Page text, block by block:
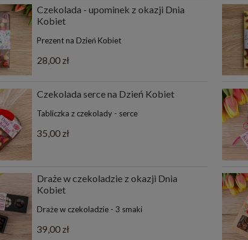
Czekolada - upominek z okazji Dnia
Kobiet
Prezent na Dzień Kobiet
28,00 zł
Czekolada serce na Dzień Kobiet
Tabliczka z czekolady - serce
35,00 zł
Draże w czekoladzie z okazji Dnia
Kobiet
Draże w czekoladzie - 3 smaki
39,00 zł